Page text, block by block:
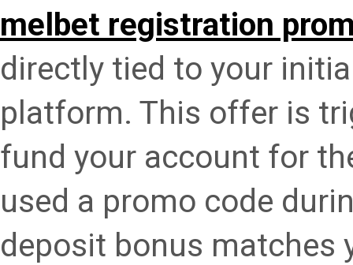
melbet registration
directly tied to your
platform. This offer is
fund your account for
used a promo code
deposit bonus matches